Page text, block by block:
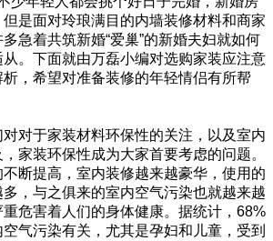
是面对玲琅满目的内墙装修材料和商家
急着共筑新婚“爱巢”的新婚夫妇就如何
。下面就由万磊小编对选购家装应注意
，希望对准备装修的年轻情侣有所帮
对于家装材料环保性的关注，以及室内
家装环保性成为大家首要考虑的问题。
断提高，室内装修越来越豪华，使用的
，与之俱来的室内空气污染也就越来越
危害着人们的身体健康。据统计，68%
气污染有关，尤其是孕妇和儿童，受到